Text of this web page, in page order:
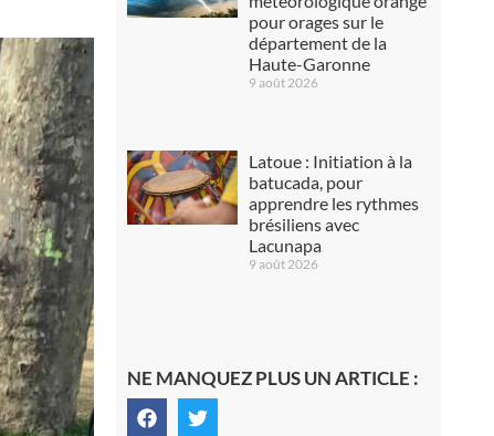
pour orages sur le
département de la
Haute-Garonne
9 août 2026
Latoue : Initiation à la
batucada, pour
apprendre les rythmes
brésiliens avec
Lacunapa
9 août 2026
NE MANQUEZ PLUS UN ARTICLE :